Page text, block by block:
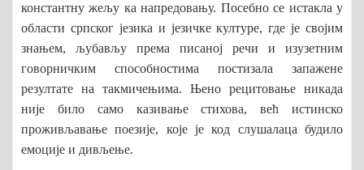
константну жељу ка напредовању. Посебно се истакла у
области српског језика и језичке културе, где је својим
знањем, љубављу према писаној речи и изузетним
говорничким способностима постизала запажене
резултате на такмичењима. Њено рецитовање никада
није било само казивање стихова, већ истинско
проживљавање поезије, које је код слушалаца будило
емоције и дивљење.